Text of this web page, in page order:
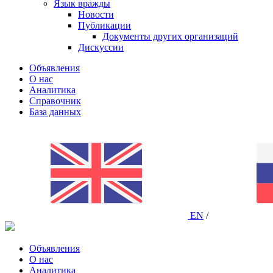
Язык вражды
Новости
Публикации
Документы других организаций
Дискуссии
Объявления
О нас
Аналитика
Справочник
База данных
EN /
Объявления
О нас
Аналитика